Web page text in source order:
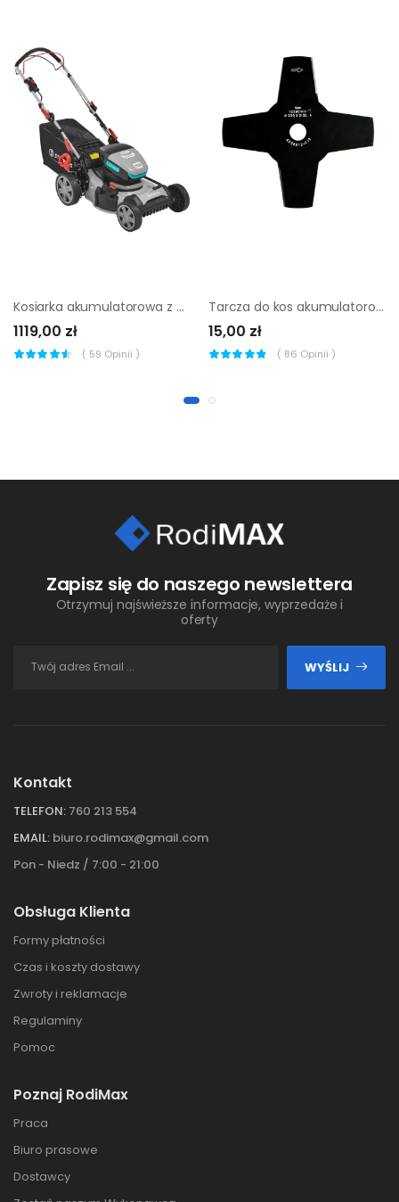
Kosiarka akumulatorowa z napędem Sterwins 40V 5 Ah
1119,00 zł
( 59 Opinii )
Tarcza do kos akumulatorowych 40VBC2-30BLD.1 Sterwins
15,00 zł
( 86 Opinii )
Zapisz się do naszego newslettera
Otrzymuj najświeższe informacje, wyprzedaże i
oferty
WYŚLIJ
Kontakt
TELEFON: 760 213 554
EMAIL: biuro.rodimax@gmail.com
Pon - Niedz / 7:00 - 21:00
Obsługa Klienta
Formy płatności
Czas i koszty dostawy
Zwroty i reklamacje
Regulaminy
Pomoc
Poznaj RodiMax
Praca
Biuro prasowe
Dostawcy